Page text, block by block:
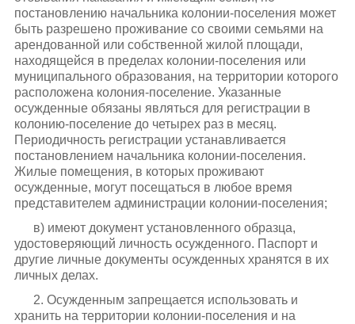
постановлению начальника колонии-поселения может
быть разрешено проживание со своими семьями на
арендованной или собственной жилой площади,
находящейся в пределах колонии-поселения или
муниципального образования, на территории которого
расположена колония-поселение. Указанные
осужденные обязаны являться для регистрации в
колонию-поселение до четырех раз в месяц.
Периодичность регистрации устанавливается
постановлением начальника колонии-поселения.
Жилые помещения, в которых проживают
осужденные, могут посещаться в любое время
представителем администрации колонии-поселения;
в) имеют документ установленного образца,
удостоверяющий личность осужденного. Паспорт и
другие личные документы осужденных хранятся в их
личных делах.
2. Осужденным запрещается использовать и
хранить на территории колонии-поселения и на